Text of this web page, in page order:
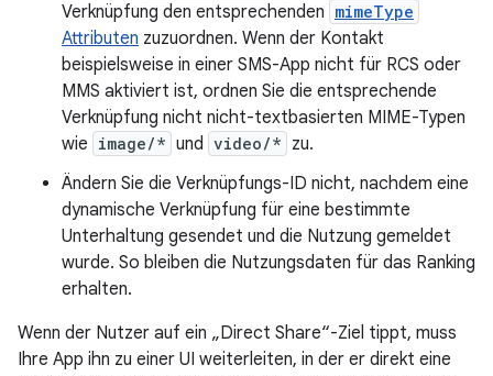
Verknüpfung den entsprechenden mimeType
Attributen zuzuordnen. Wenn der Kontakt
beispielsweise in einer SMS-App nicht für RCS oder
MMS aktiviert ist, ordnen Sie die entsprechende
Verknüpfung nicht nicht-textbasierten MIME-Typen
wie image/* und video/* zu.
Ändern Sie die Verknüpfungs-ID nicht, nachdem eine
dynamische Verknüpfung für eine bestimmte
Unterhaltung gesendet und die Nutzung gemeldet
wurde. So bleiben die Nutzungsdaten für das Ranking
erhalten.
Wenn der Nutzer auf ein „Direct Share“-Ziel tippt, muss
Ihre App ihn zu einer UI weiterleiten, in der er direkt eine